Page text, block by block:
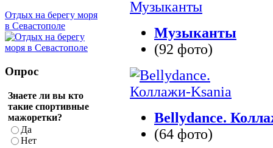
Музыканты
(92 фото)
Bellydance.
(64 фото)
Отдых на берегу моря
в Севастополе
Опрос
Знаете ли вы кто
такие спортивные
мажоретки?
Да
Нет